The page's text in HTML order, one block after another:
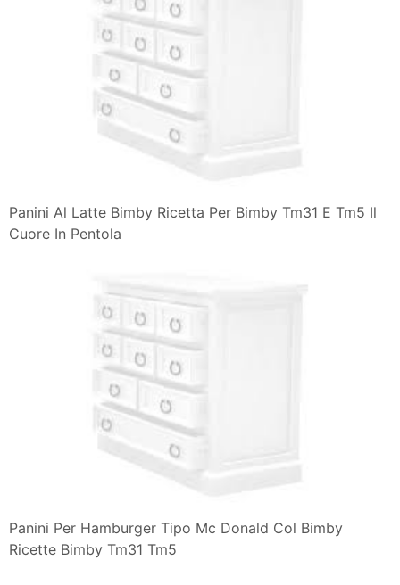
Panini Al Latte Bimby Ricetta Per Bimby Tm31 E Tm5 Il
Cuore In Pentola
Panini Per Hamburger Tipo Mc Donald Col Bimby
Ricette Bimby Tm31 Tm5